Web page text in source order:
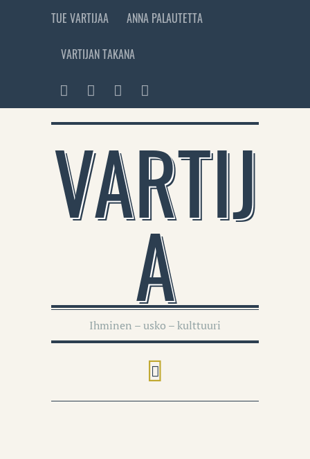
TUE VARTIJAA ANNA PALAUTETTA
VARTIJAN TAKANA
VARTIJ
A
Ihminen – usko – kulttuuri